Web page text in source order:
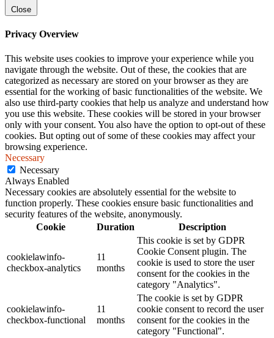
Close
Privacy Overview
This website uses cookies to improve your experience while you
navigate through the website. Out of these, the cookies that are
categorized as necessary are stored on your browser as they are
essential for the working of basic functionalities of the website. We
also use third-party cookies that help us analyze and understand how
you use this website. These cookies will be stored in your browser
only with your consent. You also have the option to opt-out of these
cookies. But opting out of some of these cookies may affect your
browsing experience.
Necessary
Necessary
Always Enabled
Necessary cookies are absolutely essential for the website to
function properly. These cookies ensure basic functionalities and
security features of the website, anonymously.
Cookie
Duration Description
cookielawinfo-
checkbox-analytics
11
months
This cookie is set by GDPR
Cookie Consent plugin. The
cookie is used to store the user
consent for the cookies in the
category "Analytics".
cookielawinfo-
checkbox-functional
11
months
The cookie is set by GDPR
cookie consent to record the user
consent for the cookies in the
category "Functional".